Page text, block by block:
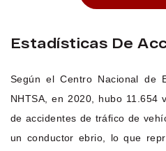
Estadísticas De
Según el Centro Nacional de
NHTSA, en 2020, hubo 11.654
de accidentes de tráfico de
un conductor ebrio, lo que